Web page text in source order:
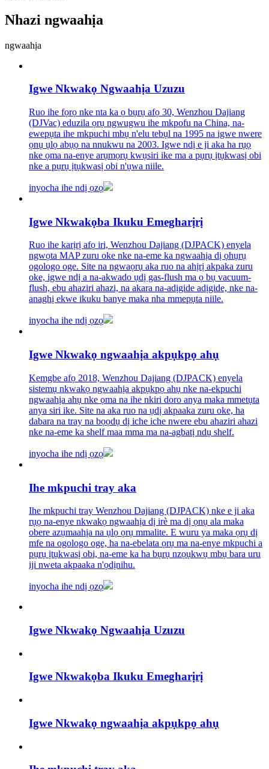
Nhazi ngwaahịa
ngwaahịa
Igwe Nkwakọ Ngwaahịa Uzuzu
Ruo ihe fọrọ nke nta ka ọ bụrụ afọ 30, Wenzhou Dajiang
(DJVac) eduzila ọrụ ngwugwu ihe mkpofu na China, na-
ewepụta ihe mkpuchi mbụ n'elu tebụl na 1995 na igwe nwere
ọnụ ụlọ abụọ na nnukwu na 2003. Igwe ndị e ji aka ha rụọ
nke ọma na-enye arụmọrụ kwụsiri ike ma a pụrụ ịtụkwasị obi
nke a pụrụ ịtụkwasị obi n'ụwa niile.
inyocha ihe ndị ọzọ
Igwe Nkwakọba Ikuku Emegharịrị
Ruo ihe karịrị afọ iri, Wenzhou Dajiang (DJPACK) enyela
ngwọta MAP zuru oke nke na-eme ka ngwaahịa dị ọhụrụ
ogologo oge. Site na ngwaọrụ aka ruo na ahịrị akpaka zuru
oke, igwe ndị a na-akwado ụdị gas-flush ma ọ bụ vacuum-
flush, ebu ahaziri ahazi, na akara na-adịgide adịgide, nke na-
anaghị ekwe ikuku banye maka nha mmepụta niile.
inyocha ihe ndị ọzọ
Igwe Nkwakọ ngwaahịa akpụkpọ ahụ
Kemgbe afọ 2018, Wenzhou Dajiang (DJPACK) enyela
sistemụ nkwakọ ngwaahịa akpụkpọ ahụ nke na-ekpuchi
ngwaahịa ahụ nke ọma na ihe nkiri doro anya maka mmetụta
anya siri ike. Site na aka ruo na ụdị akpaaka zuru oke, ha
dabara na tray na bọọdụ dị iche iche nwere ebu ahaziri ahazi
nke na-eme ka shelf maa mma ma na-agbatị ndụ shelf.
inyocha ihe ndị ọzọ
Ihe mkpuchi tray aka
Ihe mkpuchi tray Wenzhou Dajiang (DJPACK) nke e ji aka
rụọ na-enye nkwakọ ngwaahịa dị irè ma dị ọnụ ala maka
obere azụmaahịa na ụlọ ọrụ mmalite. E wuru ya maka ọrụ dị
mfe na ogologo oge, ha na-ebelata ọrụ ma na-enye mkpuchi a
pụrụ ịtụkwasị obi, na-eme ka ha bụrụ nzọụkwụ mbụ bara uru
iji nweta akpaaka n'ọdịnihu.
inyocha ihe ndị ọzọ
Igwe Nkwakọ Ngwaahịa Uzuzu
Igwe Nkwakọba Ikuku Emegharịrị
Igwe Nkwakọ ngwaahịa akpụkpọ ahụ